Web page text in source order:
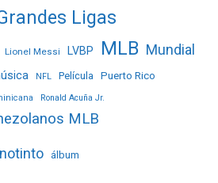
Ligas
Lionel Messi LVBP MLB Mundial
NFL Película Puerto Rico
Ronald Acuña Jr.
MLB
álbum